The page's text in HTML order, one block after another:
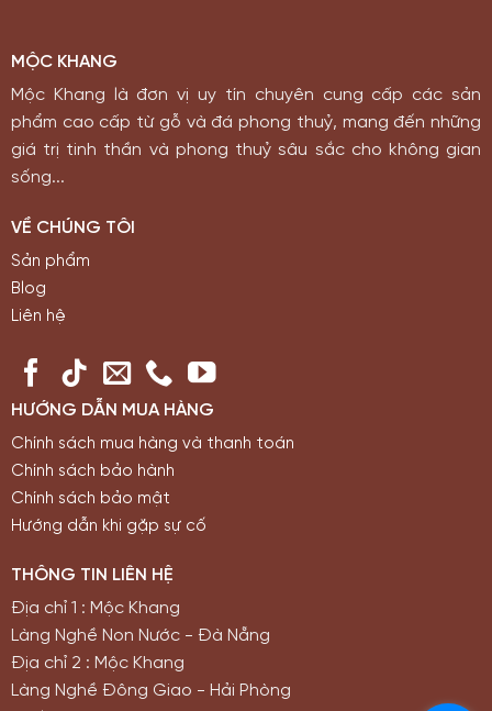
MỘC KHANG
Mộc Khang là đơn vị uy tín chuyên cung cấp các sản
phẩm cao cấp từ gỗ và đá phong thuỷ, mang đến những
giá trị tinh thần và phong thuỷ sâu sắc cho không gian
sống...
VỀ CHÚNG TÔI
Sản phẩm
Blog
Liên hệ
HƯỚNG DẪN MUA HÀNG
Chính sách mua hàng và thanh toán
Chính sách bảo hành
Chính sách bảo mật
Hướng dẫn khi gặp sự cố
THÔNG TIN LIÊN HỆ
Địa chỉ 1 : Mộc Khang
Làng Nghề Non Nước - Đà Nẵng
Địa chỉ 2 : Mộc Khang
Làng Nghề Đông Giao - Hải Phòng